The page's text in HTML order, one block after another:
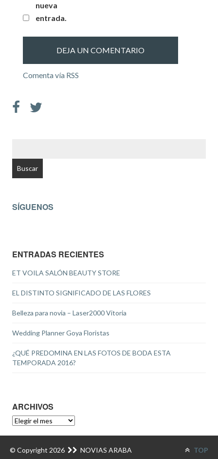
nueva
entrada.
Comenta vía RSS
SÍGUENOS
ENTRADAS RECIENTES
ET VOILA SALÓN BEAUTY STORE
EL DISTINTO SIGNIFICADO DE LAS FLORES
Belleza para novia – Laser2000 Vitoria
Wedding Planner Goya Floristas
¿QUÉ PREDOMINA EN LAS FOTOS DE BODA ESTA
TEMPORADA 2016?
ARCHIVOS
ARCHIVOS
© Copyright 2026 NOVIAS ARABA TOP